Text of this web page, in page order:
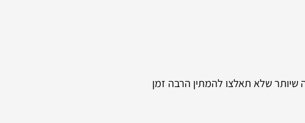
שלא תאלצו להמתין הרבה זמן